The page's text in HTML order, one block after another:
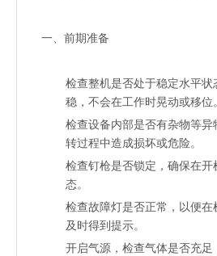
一、前期准备
检查整机是否处于稳定水平
稳，不会在工作时晃动或移位
检查设备内部是否有杂物等异
转过程中造成损坏或危险。
检查钉枪是否锁定，确保在开
态。
检查故障灯是否正常，以便在
及时得到提示。
开启气源，检查气体是否充足